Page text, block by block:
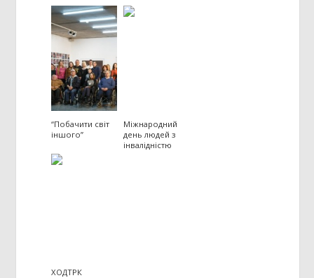
“Побачити світ
іншого”
Міжнародний
день людей з
інвалідністю
ХОДТРК